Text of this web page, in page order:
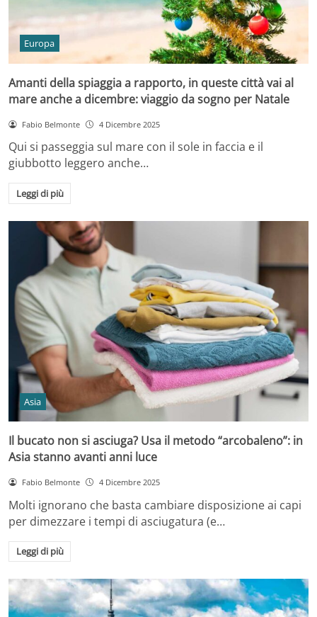
Europa
Amanti della spiaggia a rapporto, in queste città vai al
mare anche a dicembre: viaggio da sogno per Natale
Fabio Belmonte 4 Dicembre 2025
Qui si passeggia sul mare con il sole in faccia e il
giubbotto leggero anche…
Leggi di più
Asia
Il bucato non si asciuga? Usa il metodo “arcobaleno”: in
Asia stanno avanti anni luce
Fabio Belmonte 4 Dicembre 2025
Molti ignorano che basta cambiare disposizione ai capi
per dimezzare i tempi di asciugatura (e…
Leggi di più